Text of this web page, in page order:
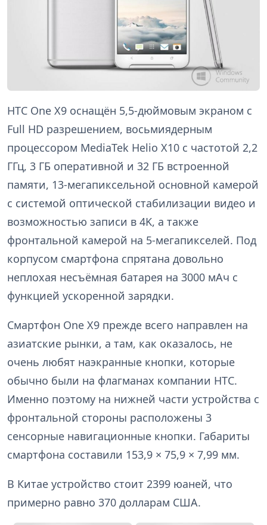
HTC One X9 оснащён 5,5-дюймовым экраном с
Full HD разрешением, восьмиядерным
процессором MediaTek Helio X10 с частотой 2,2
ГГц, 3 ГБ оперативной и 32 ГБ встроенной
памяти, 13-мегапиксельной основной камерой
с системой оптической стабилизации видео и
возможностью записи в 4K, а также
фронтальной камерой на 5-мегапикселей. Под
корпусом смартфона спрятана довольно
неплохая несъёмная батарея на 3000 мАч с
функцией ускоренной зарядки.
Смартфон One X9 прежде всего направлен на
азиатские рынки, а там, как оказалось, не
очень любят наэкранные кнопки, которые
обычно были на флагманах компании HTC.
Именно поэтому на нижней части устройства с
фронтальной стороны расположены 3
сенсорные навигационные кнопки. Габариты
смартфона составили 153,9 × 75,9 × 7,99 мм.
В Китае устройство стоит 2399 юаней, что
примерно равно 370 долларам США.